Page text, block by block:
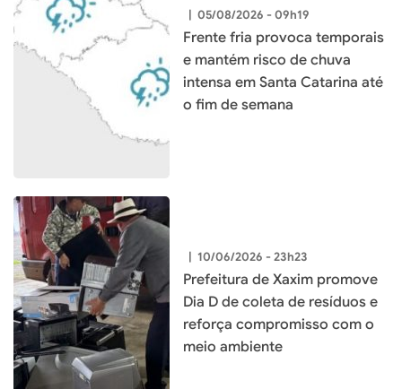
| 05/08/2026 - 09h19
Frente fria provoca temporais
e mantém risco de chuva
intensa em Santa Catarina até
o fim de semana
| 10/06/2026 - 23h23
Prefeitura de Xaxim promove
Dia D de coleta de resíduos e
reforça compromisso com o
meio ambiente